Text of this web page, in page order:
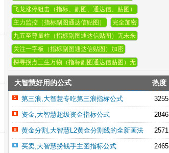
飞龙涨停狙击（指标、副图、通达信、贴图）
主力监控（指标副图通达信贴图）
完全加密
九五至尊量柱（指标副图通达信贴图）无未来
关注一字板（指标副图通达信贴图）加密
探寻拐点三生万物（指标副图通达信贴图）无
大智慧好用的公式 热度
第三浪,大智慧专吃第三浪指标公式 3255
资金,大智慧超级资金指标公式 2846
黄金分割,大智慧L2黄金分割线的全新画法 2571
买卖,大智慧捞钱手主图指标公式 2465